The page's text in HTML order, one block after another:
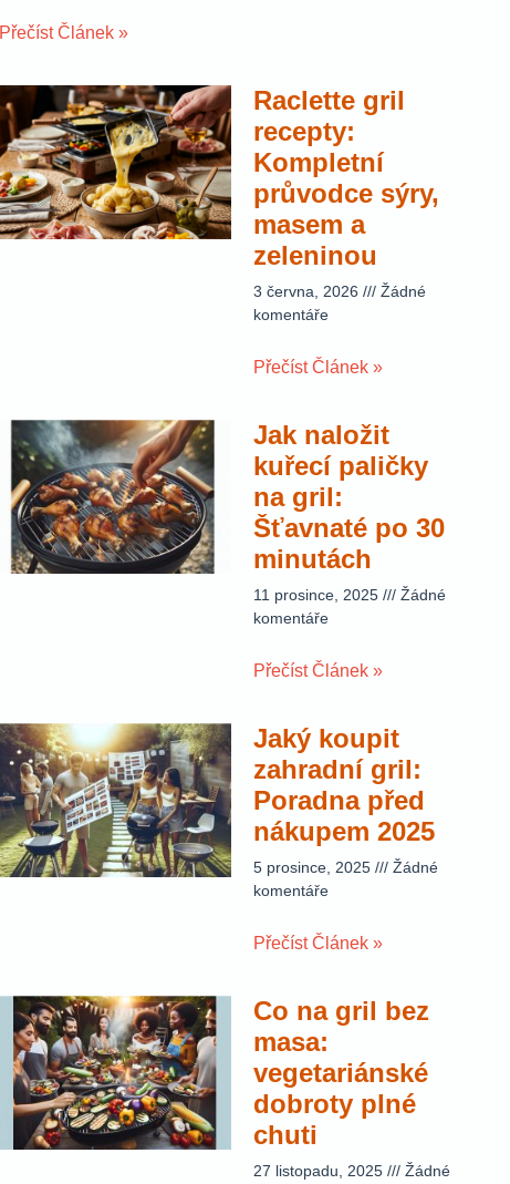
Přečíst Článek »
Raclette gril
recepty:
Kompletní
průvodce sýry,
masem a
zeleninou
3 června, 2026
Žádné
komentáře
Přečíst Článek »
Jak naložit
kuřecí paličky
na gril:
Šťavnaté po 30
minutách
11 prosince, 2025
Žádné
komentáře
Přečíst Článek »
Jaký koupit
zahradní gril:
Poradna před
nákupem 2025
5 prosince, 2025
Žádné
komentáře
Přečíst Článek »
Co na gril bez
masa:
vegetariánské
dobroty plné
chuti
27 listopadu, 2025
Žádné